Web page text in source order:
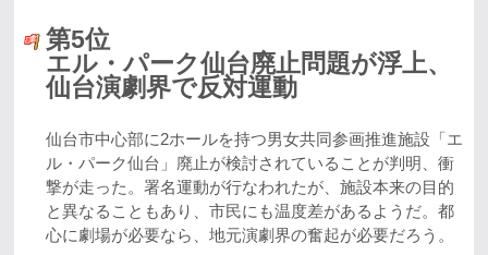
第5位
エル・パーク仙台廃止問題が浮上、
仙台演劇界で反対運動
仙台市中心部に2ホールを持つ男女共同参画推進施設「エ
ル・パーク仙台」廃止が検討されていることが判明、衝
撃が走った。署名運動が行なわれたが、施設本来の目的
と異なることもあり、市民にも温度差があるようだ。都
心に劇場が必要なら、地元演劇界の奮起が必要だろう。